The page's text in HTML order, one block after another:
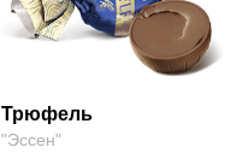
Трюфель
"Эссен"